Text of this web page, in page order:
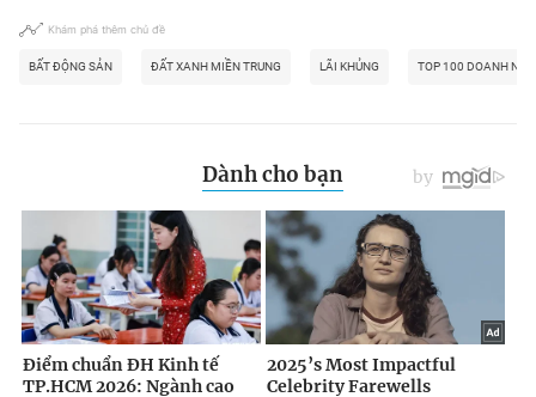
Khám phá thêm chủ đề
BẤT ĐỘNG SẢN ĐẤT XANH MIỀN TRUNG LÃI KHỦNG TOP 100 DOANH